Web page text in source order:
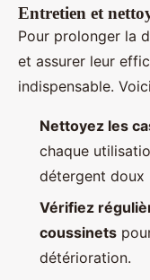
Entretien et
Pour prolonger la
et assurer leur
indispensable.
Nettoyez les
chaque
détergent doux
Vérifiez
coussinets
détérioration.